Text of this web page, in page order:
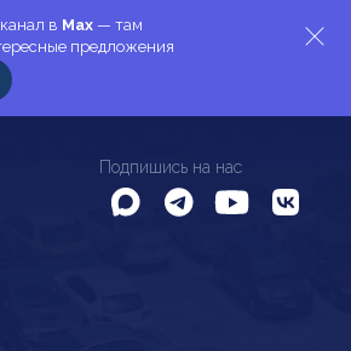
в Max — там
предложения
Подпишись на нас